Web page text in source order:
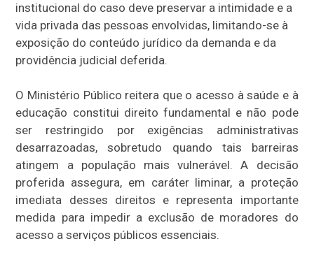
institucional do caso deve preservar a intimidade e a
vida privada das pessoas envolvidas, limitando-se à
exposição do conteúdo jurídico da demanda e da
providência judicial deferida.
O Ministério Público reitera que o acesso à saúde e à
educação constitui direito fundamental e não pode
ser restringido por exigências administrativas
desarrazoadas, sobretudo quando tais barreiras
atingem a população mais vulnerável. A decisão
proferida assegura, em caráter liminar, a proteção
imediata desses direitos e representa importante
medida para impedir a exclusão de moradores do
acesso a serviços públicos essenciais.